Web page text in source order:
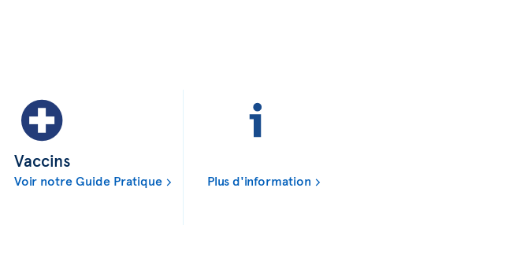
Vaccins
Voir notre Guide Pratique Plus d'information